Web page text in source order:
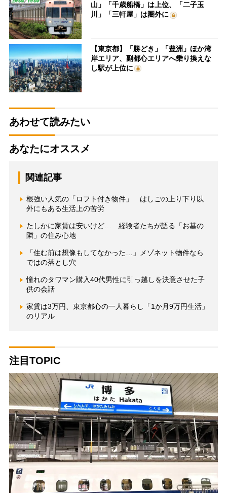
山」「千歳船橋」は上位、「二子玉
川」「三軒屋」は圏外に
【東京都】「勝どき」「豊洲」ほか湾
岸エリア、副都心エリアへ乗り換えな
し駅が上位に
あわせて読みたい
あなたにオススメ
関連記事
根強い人気の「ロフト付き物件」 はしごの上り下り以
外にもある生活上の苦労
たしかに家賃は安いけど… 経験者たちが語る「お墓の
隣」の住み心地
「住む前は想像もしてなかった…」メゾネット物件なら
ではの落とし穴
憧れのタワマン購入40代男性に引っ越しを決意させた子
供の会話
家賃は3万円、東京都心の一人暮らし「1か月9万円生活」
のリアル
注目TOPIC